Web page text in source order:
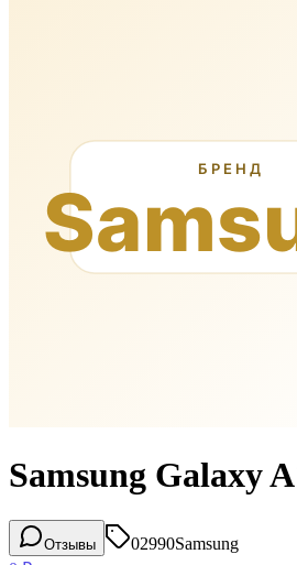
Samsung Galaxy
Отзывы 02990Samsung